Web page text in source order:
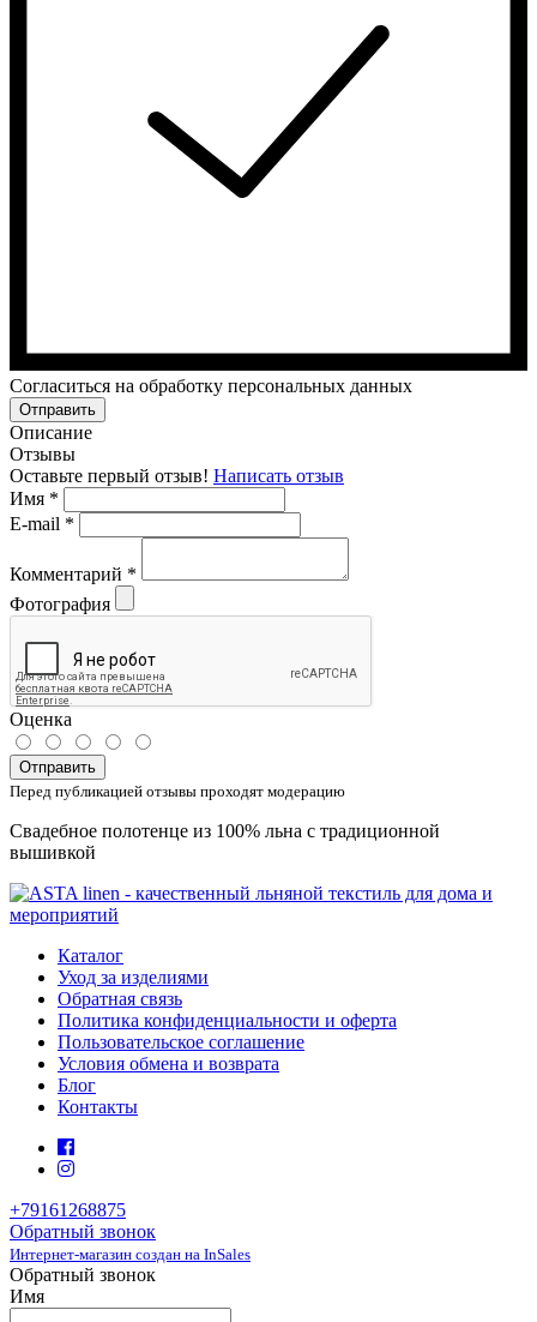
Cогласиться на обработку персональных данных
Отправить
Описание
Отзывы
Оставьте первый отзыв! Написать отзыв
Имя *
E-mail *
Комментарий *
Фотография
Оценка
Отправить
Перед публикацией отзывы проходят модерацию
Свадебное полотенце из 100% льна с традиционной
вышивкой
Каталог
Уход за изделиями
Обратная связь
Политика конфиденциальности и оферта
Пользовательское соглашение
Условия обмена и возврата
Блог
Контакты
+79161268875
Обратный звонок
Интернет-магазин создан на InSales
Обратный звонок
Имя